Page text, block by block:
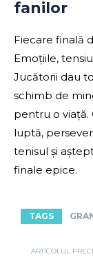
fanilor
Fiecare finală
Emoțiile,
Jucătorii dau
schimb de
pentru o viață.
luptă,
tenisul și
finale epice.
TAGS
ARTICOLUL